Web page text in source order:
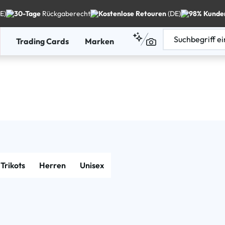
30-Tage Rückgaberecht Kostenlose Retouren(DE) 98%
Trading Cards Marken
Trikots Herren Unisex